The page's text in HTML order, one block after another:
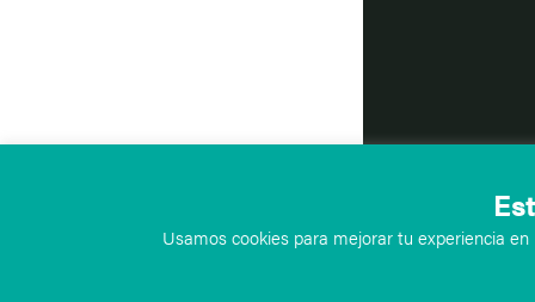
Usamos cookies para mejorar tu experiencia